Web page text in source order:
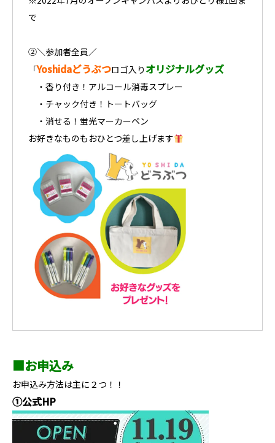
で
②＼参加者全員／
「Yoshidaどうぶつロゴ入り オリジナルグッズ
・香り付き！アルコール消毒スプレー
・チャック付き！トートバッグ
・消せる！蛍光マーカーペン
お好きなものもおひとつ差し上げます
■お申込み
お申込み方法は主に２つ！！
①公式HP